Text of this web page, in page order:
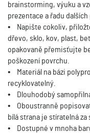
brainstorming, výuku a
prezentace a řadu dalších
•
Napište cokoliv,
dřevo, sklo, kov, plast,
opakovaně přemisťujte
poškození povrchu.
•
Materiál na bázi
recyklovatelný.
•
Dlouhodobý
•
Oboustranně
bílá strana je stíratelná za
•
Dostupné v mnoha